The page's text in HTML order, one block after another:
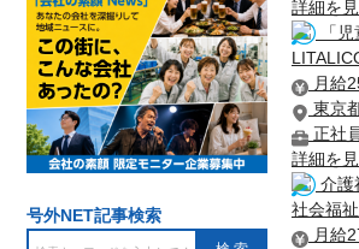
詳細を
「
月給
東京
正社
詳細を
介護
社会福
月給
号外NET記事検索